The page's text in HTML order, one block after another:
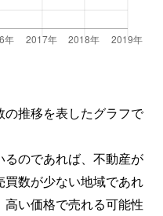
アイランド北口
アイランド北口
アイランド北口
アイランド北口
推移を表したグラフで
のであれば、不動産が
数が少ない地域であれ
い価格で売れる可能性